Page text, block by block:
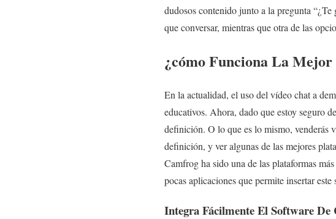
dudosos contenido junto a la pregunta
que conversar, mientras que otra de las
¿cómo Funciona La
En la actualidad, el uso del vídeo chat a
educativos. Ahora, dado que estoy seguro
definición. O lo que es lo mismo, venderás
definición, y ver algunas de las mejores
Camfrog ha sido una de las plataformas
pocas aplicaciones que permite insertar
Integra Fácilmente El Software